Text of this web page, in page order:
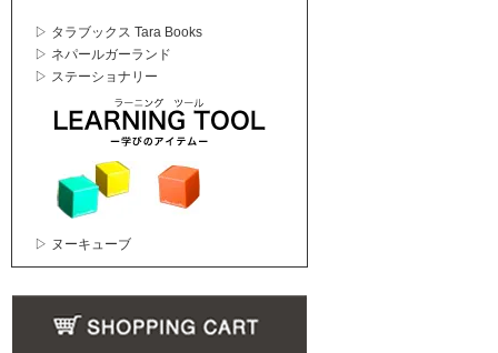
▷ タラブックス Tara Books
▷ ネパールガーランド
▷ ステーショナリー
▷ ヌーキューブ